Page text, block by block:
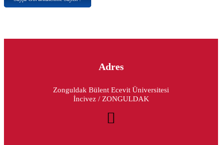
Adres
Zonguldak Bülent Ecevit Üniversitesi
İncivez / ZONGULDAK